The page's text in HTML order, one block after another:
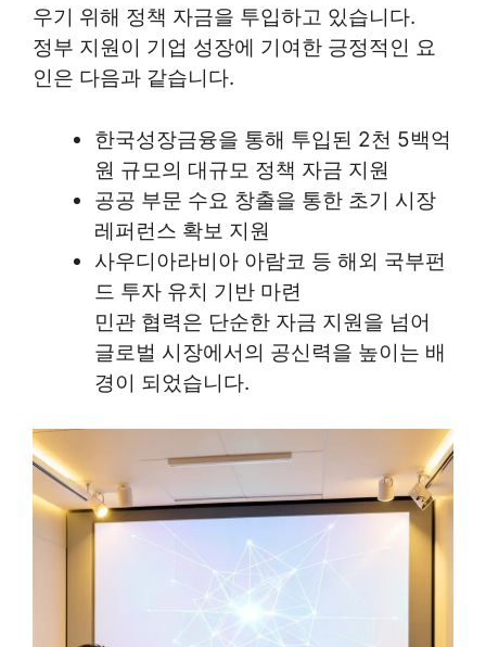
우기 위해 정책 자금을 투입하고 있습니다.
정부 지원이 기업 성장에 기여한 긍정적인 요
인은 다음과 같습니다.
한국성장금융을 통해 투입된 2천 5백억
원 규모의 대규모 정책 자금 지원
공공 부문 수요 창출을 통한 초기 시장
레퍼런스 확보 지원
사우디아라비아 아람코 등 해외 국부펀
드 투자 유치 기반 마련
민관 협력은 단순한 자금 지원을 넘어
글로벌 시장에서의 공신력을 높이는 배
경이 되었습니다.